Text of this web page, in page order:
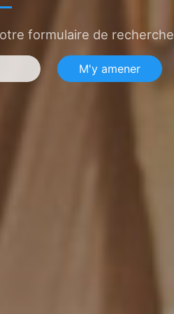
formulaire de recherche
M'y amener